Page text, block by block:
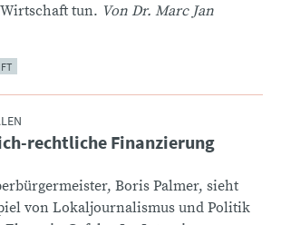
tun. Von Dr. Marc Jan
rechtliche Finanzierung
Boris Palmer, sieht
von Lokaljournalismus und Politik